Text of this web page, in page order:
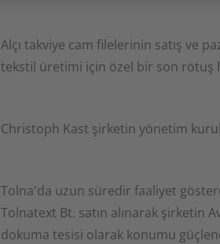
Alçı takviye cam filelerinin satış ve
tekstil üretimi için özel bir son rötuş
Christoph Kast şirketin yönetim
Tolna'da uzun süredir faaliyet
Tolnatext Bt. satın alınarak şirketin
dokuma tesisi olarak konumu